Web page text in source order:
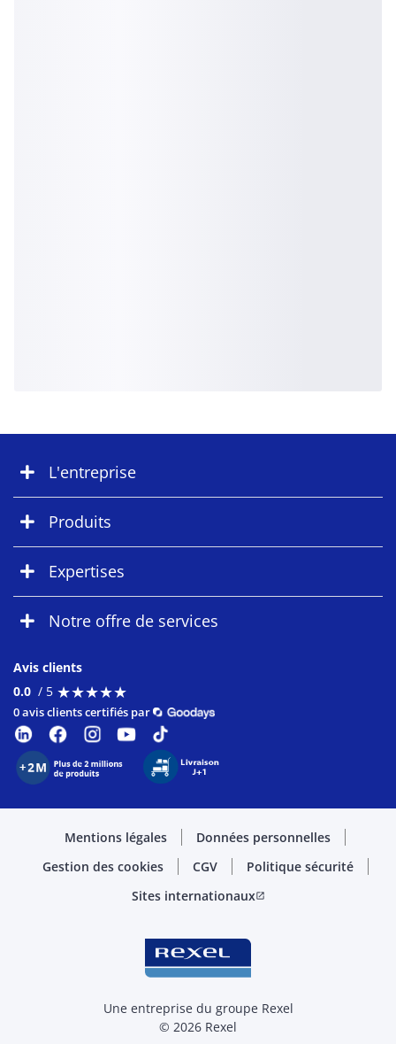
L'entreprise
Produits
Expertises
Notre offre de services
Avis clients
0.0 / 5 ★★★★★
★★★★★
0 avis clients certifiés par
Mentions légales
Données personnelles
Gestion des cookies
CGV
Politique sécurité
Sites internationauxopen_in_new
Une entreprise du groupe Rexel
© 2026 Rexel